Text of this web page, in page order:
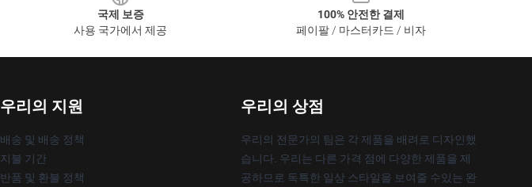
국제 보증
사용 국가에서 제공
100% 안전한 결제
페이팔 / 마스터카드 / 비자
우리의 지원
배송 및 배송 정책
지불 기간
반품 및 환불 정책
우리의 상점
우리의 전문가의 팀은 각 제품을 배려로 디자인했
습니다. 우리는 다른 가격 점에 다양한 제품을 제
공하므로 독특한 일상 스타일을 보여줄 수있는 완